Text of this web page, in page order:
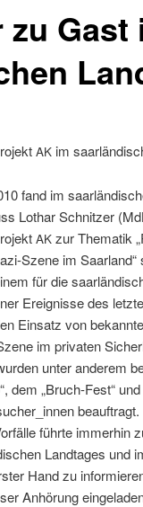
Gast
AKim
fand im
Lothar Schnitzer
AKzur The­matik
Szene im Saar­land“
für die
Ereignisse des
Ein­satz von
im pri­vat­en
unter anderem
dem „Bruch-Fest“
beauftragt.
führte immer­hin
Land­tages und
Hand zu
Anhörung